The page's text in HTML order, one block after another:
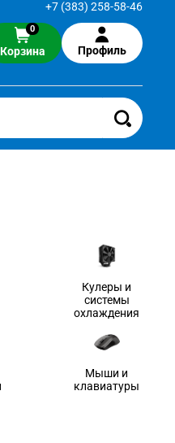
+7 (383) 258-58-46
0
Корзина Профиль
Кулеры и
системы
охлаждения
Мыши и
клавиатуры